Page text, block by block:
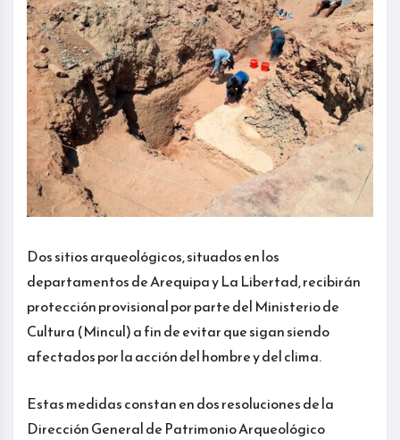
Dos sitios arqueológicos, situados en los
departamentos de Arequipa y La Libertad, recibirán
protección provisional por parte del Ministerio de
Cultura (Mincul) a fin de evitar que sigan siendo
afectados por la acción del hombre y del clima.
Estas medidas constan en dos resoluciones de la
Dirección General de Patrimonio Arqueológico